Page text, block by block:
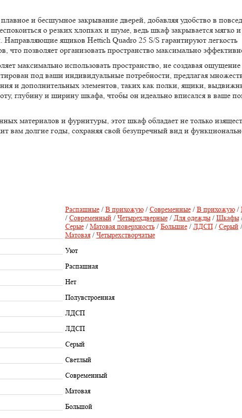
и бесшумное закрывание дверей, добавляя удобство в
о резких хлопках и шуме, ведь шкаф закрывается мягко
ящиков Hettich Quadro 25 S/S гарантируют легкость
позволяет организовать пространство максимально
максимально использовать пространство, не создавая ощущение
под ваши индивидуальные потребности, предлагая
и дополнительных элементов, таких как полки, ящики,
глубину и ширину шкафа, чтобы он идеально вписался в ваше
материалов и фурнитуры, этот шкаф обладает не только
вам долгие годы, сохраняя свой безупречный вид и
Распашные / В прихожую / Современные / В прихожую /
/ Современный / Четырехдверные / Для одежды / Шкафы
Серые / Матовая поверхность / Большие / ЛДСП / Серый /
Матовая / Четырехстворчатые
Уют
Распашная
Нет
Полувстроенная
ЛДСП
ЛДСП
Серый
Светлый
Современный
Матовая
Большой